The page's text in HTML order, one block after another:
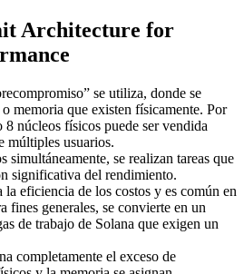
Architecture for
se utiliza, donde se
memoria que existen físicamente. Por
núcleos físicos puede ser vendida
múltiples usuarios.
simultáneamente, se realizan tareas que
significativa del rendimiento.
la eficiencia de los costos y es común en
fines generales, se convierte en un
de trabajo de Solana que exigen un
completamente el exceso de